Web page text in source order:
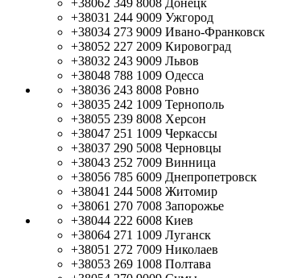
+38062 349 8008 Донецк
+38031 244 9009 Ужгород
+38034 273 9009 Ивано-Франковск
+38052 227 2009 Кировоград
+38032 243 9009 Львов
+38048 788 1009 Одесса
+38036 243 8008 Ровно
+38035 242 1009 Тернополь
+38055 239 8008 Херсон
+38047 251 1009 Черкассы
+38037 290 5008 Черновцы
+38043 252 7009 Винница
+38056 785 6009 Днепропетровск
+38041 244 5008 Житомир
+38061 270 7008 Запорожье
+38044 222 6008 Киев
+38064 271 1009 Луганск
+38051 272 7009 Николаев
+38053 269 1008 Полтава